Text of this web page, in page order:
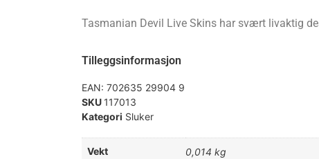
Tasmanian Devil Live Skins har svært livaktig
Tilleggsinformasjon
EAN: 702635 29904 9
SKU 117013
Kategori Sluker
Vekt 0,014 kg